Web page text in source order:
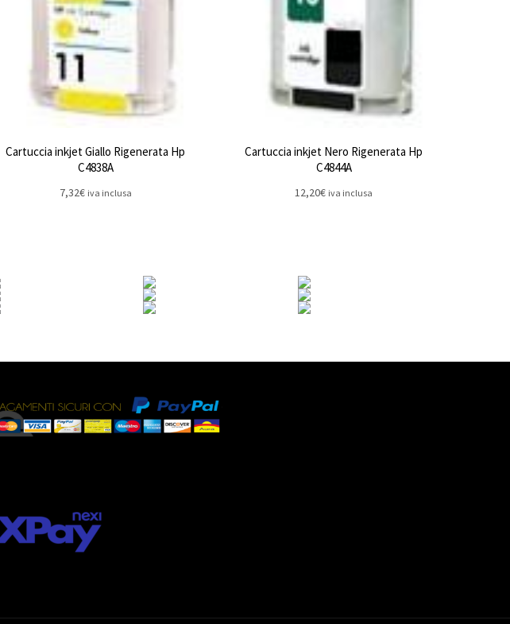
Cartuccia inkjet Giallo Rigenerata Hp
C4838A
7,32€ iva inclusa
Cartuccia inkjet Nero Rigenerata Hp
C4844A
12,20€ iva inclusa